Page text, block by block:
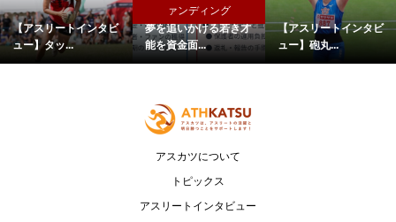
【アスリートインタビ
ュー】タッ...
ァンディング
夢を追いかける若き才
能を資金面...
【アスリートインタビ
ュー】砲丸...
アスカツについて
トピックス
アスリートインタビュー